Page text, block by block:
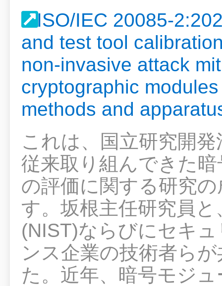
ISO/IEC 20085-
and test tool
non-invasive attack
cryptographic
methods and
これは、国立研究開
従来取り組んできた
の評価に関する研究
す。坂根主任研究員
(NIST)ならびにセキ
ンス企業の技術者ら
た。近年、暗号モジ